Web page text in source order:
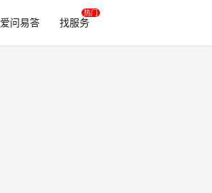
爱问易答 找服务